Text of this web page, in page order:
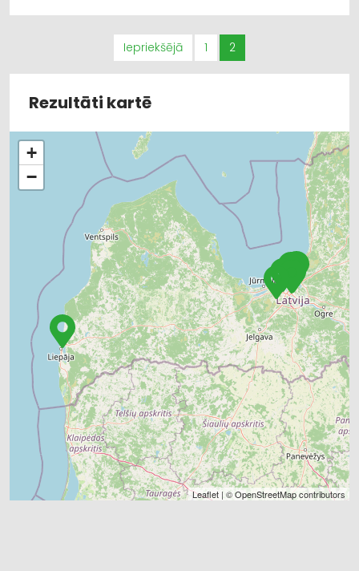
Iepriekšējā 1 2
Rezultāti kartē
+
−
Leaflet | ©OpenStreetMapcontributors